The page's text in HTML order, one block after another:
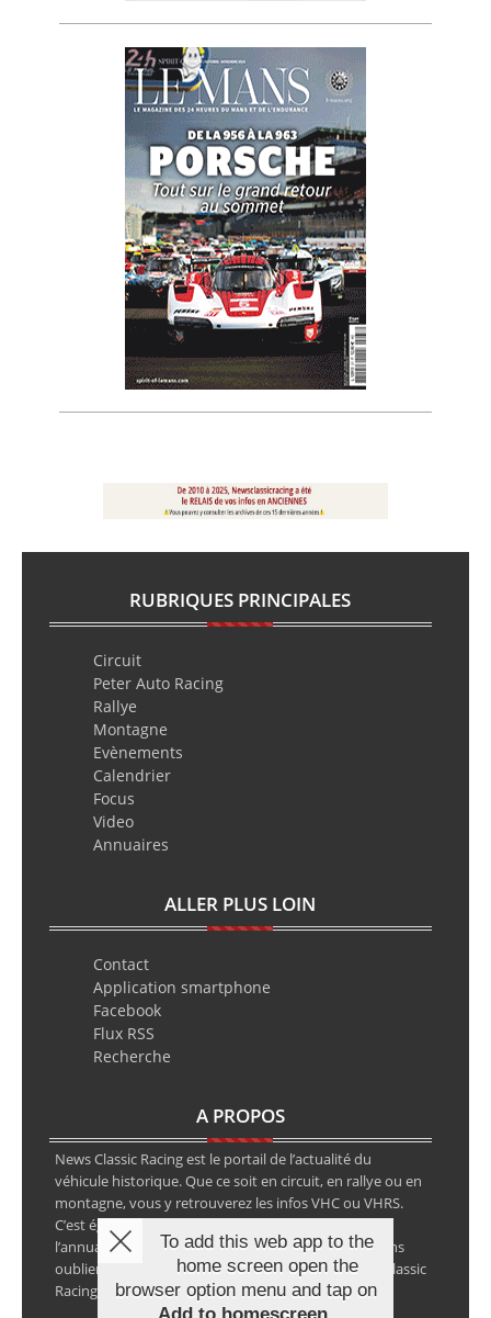
RUBRIQUES PRINCIPALES
Circuit
Peter Auto Racing
Rallye
Montagne
Evènements
Calendrier
Focus
Video
Annuaires
ALLER PLUS LOIN
Contact
Application smartphone
Facebook
Flux RSS
Recherche
A PROPOS
News Classic Racing est le portail de l’actualité du
véhicule historique. Que ce soit en circuit, en rallye ou en
montagne, vous y retrouverez les infos VHC ou VHRS.
C’est également le calendrier des épreuves ainsi que
l’annuaire des spécialistes de la voiture ancienne, sans
oublier les petites annonces avec notre partenaire Classic
Racing Annonces.
To add this web app to the
home screen open the
browser option menu and tap on
Add to homescreen